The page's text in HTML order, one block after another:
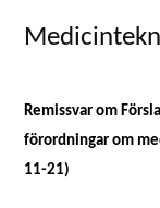
Remissvar om
förordningar om
11-21)